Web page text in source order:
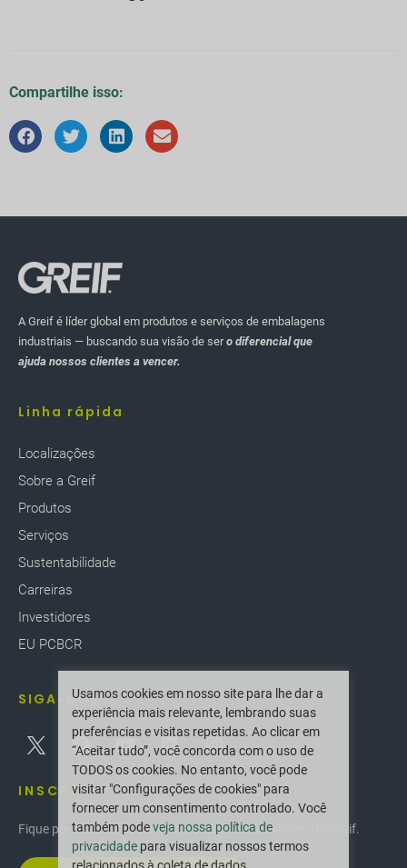
Compartilhe isso:
A Greif é líder global em produtos e serviços de embalagens
industriais — buscando sua visão de sero diferencial que
ajuda nossos clientes a vencer.
Linha rápida
Localizaçôes
Sobre a Greif
Produtos
Serviços
Sustentabilidade
Carreiras
Investidores
EU PCBCR
SIGA-NOS
INSCREVER-SE
Fique por dentro das últimas inovações e novidades da Greif.
Usamos cookies em nosso site para lhe dar a
experiência mais relevante, lembrando suas
preferências e visitas repetidas. Ao clicar em
“Aceitar tudo”, você concorda com o uso de
TODOS os cookies. No entanto, você pode
visitar "Configurações de cookies" para
fornecer um consentimento controlado. Você
também podeveja nossa política de
privacidade para visualizar nossos termos